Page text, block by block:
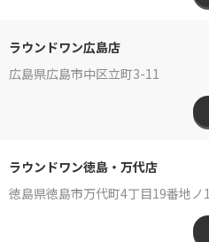
ラウンドワン広島店
広島県広島市中区立町3-11
ラウンドワン徳島・万代店
徳島県徳島市万代町4丁目19番地ノ1